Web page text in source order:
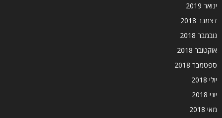
ינואר 2019
דצמבר 2018
נובמבר 2018
אוקטובר 2018
ספטמבר 2018
יולי 2018
יוני 2018
מאי 2018